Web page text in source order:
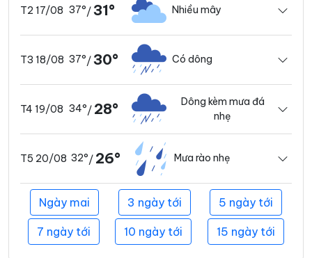
T2 17/08 37°/31° Nhiều mây
T3 18/08 37°/30° Có dông
T4 19/08 34°/ 28°
Dông kèm mưa đá
nhẹ
T5 20/08 32°/ 26° Mưa rào nhẹ
Ngày mai 3 ngày tới 5 ngày tới
7 ngày tới 10 ngày tới 15 ngày tới